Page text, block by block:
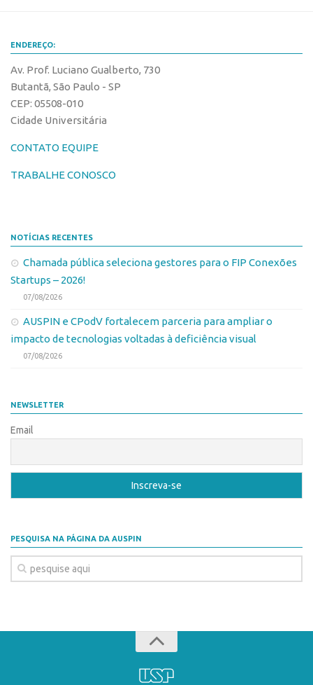
Banco de Patentes
Inteligência Competitiva
Bolsa Empreendedorismo
Bolsa Startup USP
Prêmio USP de Empreendedorismo
EMBRAPIIs
CEPIX
PRPI/USP
Bússola da Inovação
Agenda AUSPIN
ENDEREÇO:
Av. Prof. Luciano Gualberto, 730
Butantã, São Paulo - SP
CEP: 05508-010
Cidade Universitária
CONTATO EQUIPE
TRABALHE CONOSCO
NOTÍCIAS RECENTES
Chamada pública seleciona gestores para o FIP Conexões
Startups – 2026!
07/08/2026
AUSPIN e CPodV fortalecem parceria para ampliar o
impacto de tecnologias voltadas à deficiência visual
07/08/2026
NEWSLETTER
Email
PESQUISA NA PÁGINA DA AUSPIN